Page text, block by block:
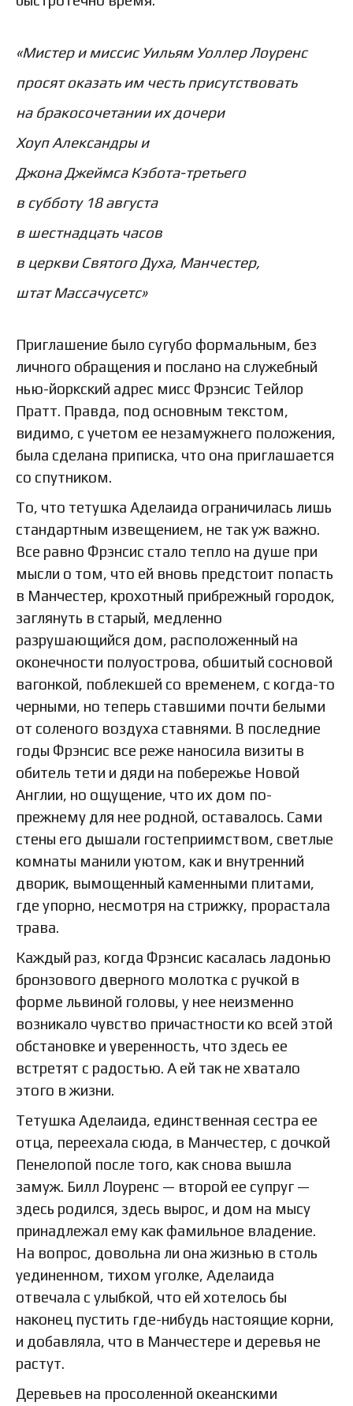
«Мистер и миссис Уильям Уоллер Лоуренс
просят оказать им честь присутствовать
на бракосочетании их дочери
Хоуп Александры и
Джона Джеймса Кэбота-третьего
в субботу 18 августа
в шестнадцать часов
в церкви Святого Духа, Манчестер,
штат Массачусетс»
Приглашение было сугубо формальным, без
личного обращения и послано на служебный
нью-йоркский адрес мисс Фрэнсис Тейлор
Пратт. Правда, под основным текстом,
видимо, с учетом ее незамужнего положения,
была сделана приписка, что она приглашается
со спутником.
То, что тетушка Аделаида ограничилась лишь
стандартным извещением, не так уж важно.
Все равно Фрэнсис стало тепло на душе при
мысли о том, что ей вновь предстоит попасть
в Манчестер, крохотный прибрежный городок,
заглянуть в старый, медленно
разрушающийся дом, расположенный на
оконечности полуострова, обшитый сосновой
вагонкой, поблекшей со временем, с когда-то
черными, но теперь ставшими почти белыми
от соленого воздуха ставнями. В последние
годы Фрэнсис все реже наносила визиты в
обитель тети и дяди на побережье Новой
Англии, но ощущение, что их дом по-
прежнему для нее родной, оставалось. Сами
стены его дышали гостеприимством, светлые
комнаты манили уютом, как и внутренний
дворик, вымощенный каменными плитами,
где упорно, несмотря на стрижку, прорастала
трава.
Каждый раз, когда Фрэнсис касалась ладонью
бронзового дверного молотка с ручкой в
форме львиной головы, у нее неизменно
возникало чувство причастности ко всей этой
обстановке и уверенность, что здесь ее
встретят с радостью. А ей так не хватало
этого в жизни.
Тетушка Аделаида, единственная сестра ее
отца, переехала сюда, в Манчестер, с дочкой
Пенелопой после того, как снова вышла
замуж. Билл Лоуренс — второй ее супруг —
здесь родился, здесь вырос, и дом на мысу
принадлежал ему как фамильное владение.
На вопрос, довольна ли она жизнью в столь
уединенном, тихом уголке, Аделаида
отвечала с улыбкой, что ей хотелось бы
наконец пустить где-нибудь настоящие корни,
и добавляла, что в Манчестере и деревья не
растут.
Деревьев на просоленной океанскими